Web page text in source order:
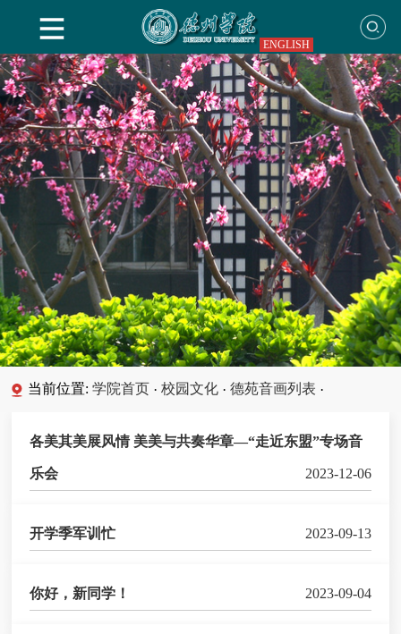
ENGLISH
当前位置:学院首页 · 校园文化 · 德苑音画列表 ·
各美其美展风情 美美与共奏华章—“走近东盟”专场音
乐会 2023-12-06
开学季军训忙 2023-09-13
你好，新同学！ 2023-09-04